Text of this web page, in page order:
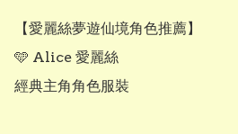
【愛麗絲夢遊仙境角色推薦】
🩵 Alice 愛麗絲
經典主角角色服裝